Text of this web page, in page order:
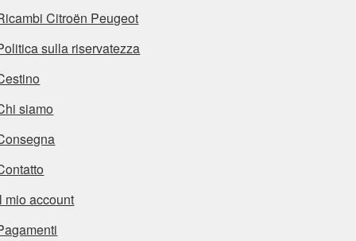
Citroën Peugeot
sulla riservatezza
siamo
mio account